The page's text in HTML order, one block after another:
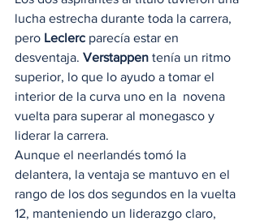
lucha estrecha durante toda la carrera,
pero Leclerc parecía estar en
desventaja. Verstappen tenía un ritmo
superior, lo que lo ayudo a tomar el
interior de la curva uno en la  novena
vuelta para superar al monegasco y
liderar la carrera.
Aunque el neerlandés tomó la
delantera, la ventaja se mantuvo en el
rango de los dos segundos en la vuelta
12, manteniendo un liderazgo claro,